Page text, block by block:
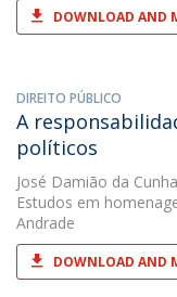
DOWNLOAD AND
DIREITO PÚBLICO
A
políticos
José Damião da Cunha
Estudos em
Andrade
DOWNLOAD AND